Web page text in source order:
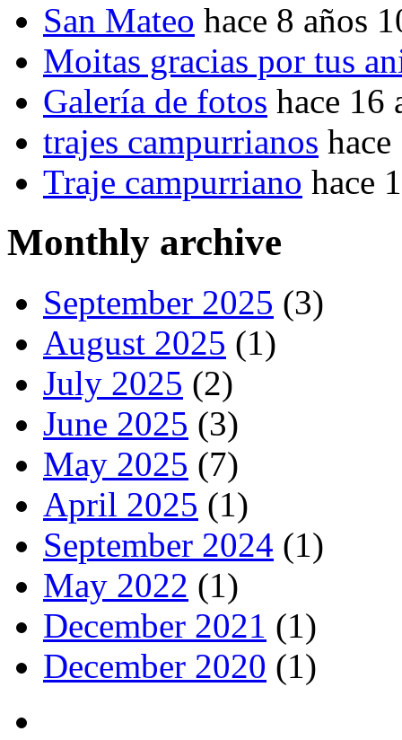
San Mateo hace 8 años
Moitas gracias por tus
Galería de fotos hace 16
trajes campurrianos
Traje campurriano hace
Monthly archive
September 2025 (3)
August 2025 (1)
July 2025 (2)
June 2025 (3)
May 2025 (7)
April 2025 (1)
September 2024 (1)
May 2022 (1)
December 2021 (1)
December 2020 (1)